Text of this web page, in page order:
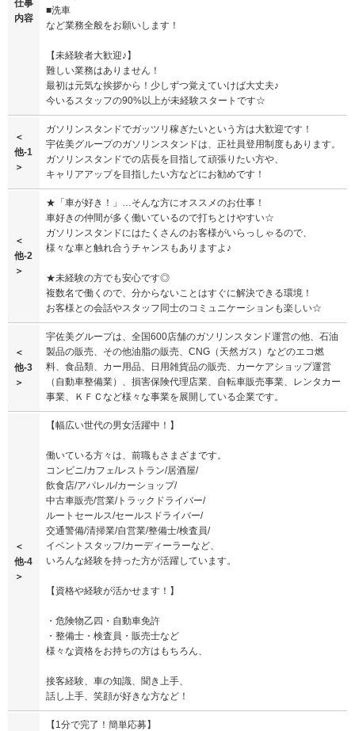
仕事
内容
■洗車
など業務全般をお願いします！
【未経験者大歓迎♪】
難しい業務はありません！
最初は元気な挨拶から！少しずつ覚えていけば大丈夫♪
今いるスタッフの90%以上が未経験スタートです☆
＜
他-1
＞
ガソリンスタンドでガッツリ稼ぎたいという方は大歓迎です！
宇佐美グループのガソリンスタンドは、正社員登用制度もあります。
ガソリンスタンドでの店長を目指して頑張りたい方や、
キャリアアップを目指したい方などにお勧めです！
＜
他-2
＞
★「車が好き！」…そんな方にオススメのお仕事！
車好きの仲間が多く働いているので打ちとけやすい☆
ガソリンスタンドにはたくさんのお客様がいらっしゃるので、
様々な車と触れ合うチャンスもありますよ♪
★未経験の方でも安心です◎
複数名で働くので、分からないことはすぐに解決できる環境！
お客様との会話やスタッフ同士のコミュニケーションも楽しい☆
＜
他-3
＞
宇佐美グループは、全国600店舗のガソリンスタンド運営の他、石油
製品の販売、その他油脂の販売、CNG（天然ガス）などのエコ燃
料、食品類、カー用品、日用雑貨品の販売、カーケアショップ運営
（自動車整備業）、損害保険代理店業、自転車販売事業、レンタカー
事業、ＫＦＣなど様々な事業を展開している企業です。
＜
他-4
＞
【幅広い世代の男女活躍中！】
働いている方々は、前職もさまざまです。
コンビニ/カフェ/レストラン/居酒屋/
飲食店/アパレル/カーショップ/
中古車販売/営業/トラックドライバー/
ルートセールス/セールスドライバー/
交通警備/清掃業/自営業/整備士/検査員/
イベントスタッフ/カーディーラーなど、
いろんな経験を持った方が活躍しています。
【資格や経験が活かせます！】
・危険物乙四・自動車免許
・整備士・検査員・販売士など
様々な資格をお持ちの方はもちろん、
接客経験、車の知識、聞き上手、
話し上手、笑顔が好きな方など！
【1分で完了！簡単応募】